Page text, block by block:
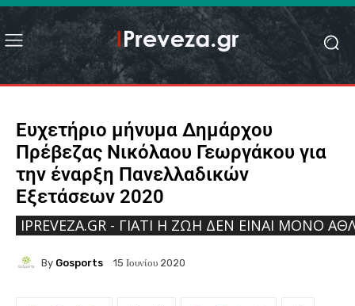
Ευχετήριο μήνυμα Δημάρχου
Πρέβεζας Νικόλαου Γεωργάκου για
την έναρξη Πανελλαδικών
Εξετάσεων 2020
IPREVEZA.GR - ΓΙΑΤΊ Η ΖΩΉ ΔΕΝ ΕΊΝΑΙ ΜΌΝΟ
By Gosports 15 Ιουνίου 2020